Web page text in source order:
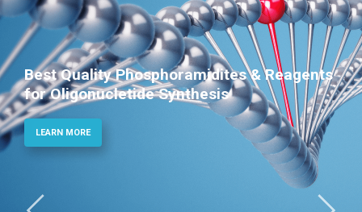
Best Quality Phosphoramidites & Reagents
for Oligonucletide Synthesis
LEARN MORE